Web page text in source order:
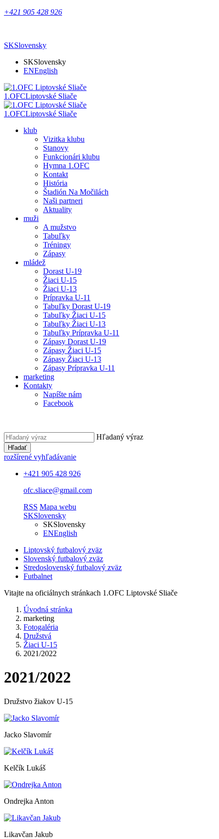
+421 905 428 926
SKSlovensky
SKSlovensky
ENEnglish
1.OFCLiptovské Sliače
1.OFCLiptovské Sliače
klub
Vizitka klubu
Stanovy
Funkcionári klubu
Hymna 1.OFC
Kontakt
História
Štadión Na Močilách
Naši partneri
Aktuality
muži
A mužstvo
Tabuľky
Tréningy
Zápasy
mládež
Dorast U-19
Žiaci U-15
Žiaci U-13
Prípravka U-11
Tabuľky Dorast U-19
Tabuľky Žiaci U-15
Tabuľky Žiaci U-13
Tabuľky Prípravka U-11
Zápasy Dorast U-19
Zápasy Žiaci U-15
Zápasy Žiaci U-13
Zápasy Prípravka U-11
marketing
Kontakty
Napíšte nám
Facebook
Hľadaný výraz
Hľadať
rozšírené vyhľadávanie
+421 905 428 926
ofc.sliace@gmail.com
RSS Mapa webu
SKSlovensky
SKSlovensky
ENEnglish
Liptovský futbalový zväz
Slovenský futbalový zväz
Stredoslovenský futbalový zväz
Futbalnet
Vitajte na oficiálnych stránkach 1.OFC Liptovské Sliače
Úvodná stránka
marketing
Fotogaléria
Družstvá
Žiaci U-15
2021/2022
2021/2022
Družstvo žiakov U-15
Jacko Slavomír
Kelčík Lukáš
Ondrejka Anton
Likavčan Jakub